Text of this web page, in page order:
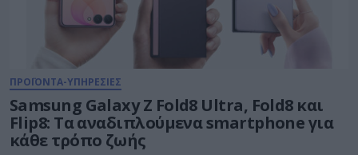
ΠΡΟΪΟΝΤΑ-ΥΠΗΡΕΣΙΕΣ
Samsung Galaxy Z Fold8 Ultra, Fold8 και
Flip8: Τα αναδιπλούμενα smartphone για
κάθε τρόπο ζωής